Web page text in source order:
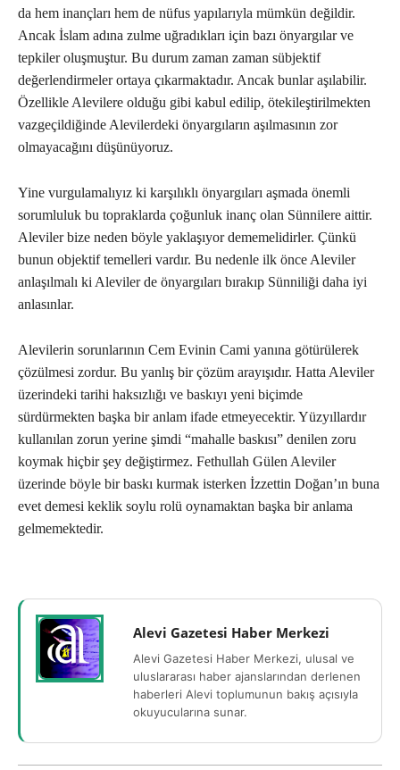
da hem inançları hem de nüfus yapılarıyla mümkün değildir.
Ancak İslam adına zulme uğradıkları için bazı önyargılar ve
tepkiler oluşmuştur. Bu durum zaman zaman sübjektif
değerlendirmeler ortaya çıkarmaktadır. Ancak bunlar aşılabilir.
Özellikle Alevilere olduğu gibi kabul edilip, ötekileştirilmekten
vazgeçildiğinde Alevilerdeki önyargıların aşılmasının zor
olmayacağını düşünüyoruz.
Yine vurgulamalıyız ki karşılıklı önyargıları aşmada önemli
sorumluluk bu topraklarda çoğunluk inanç olan Sünnilere aittir.
Aleviler bize neden böyle yaklaşıyor dememelidirler. Çünkü
bunun objektif temelleri vardır. Bu nedenle ilk önce Aleviler
anlaşılmalı ki Aleviler de önyargıları bırakıp Sünniliği daha iyi
anlasınlar.
Alevilerin sorunlarının Cem Evinin Cami yanına götürülerek
çözülmesi zordur. Bu yanlış bir çözüm arayışıdır. Hatta Aleviler
üzerindeki tarihi haksızlığı ve baskıyı yeni biçimde
sürdürmekten başka bir anlam ifade etmeyecektir. Yüzyıllardır
kullanılan zorun yerine şimdi “mahalle baskısı” denilen zoru
koymak hiçbir şey değiştirmez. Fethullah Gülen Aleviler
üzerinde böyle bir baskı kurmak isterken İzzettin Doğan’ın buna
evet demesi keklik soylu rolü oynamaktan başka bir anlama
gelmemektedir.
Alevi Gazetesi Haber Merkezi
Alevi Gazetesi Haber Merkezi, ulusal ve
uluslararası haber ajanslarından derlenen
haberleri Alevi toplumunun bakış açısıyla
okuyucularına sunar.